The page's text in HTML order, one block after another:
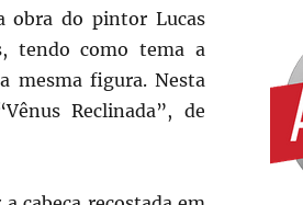
obra do pintor Lucas
tendo como tema a
mesma figura. Nesta
Reclinada”, de